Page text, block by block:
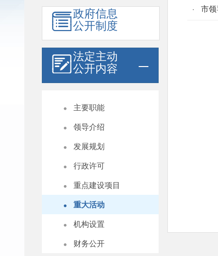
政府信息
公开制度
法定主动
公开内容
・ 主要职能
・ 领导介绍
・ 发展规划
・ 行政许可
・ 重点建设项目
・ 重大活动
・ 机构设置
・ 财务公开
市